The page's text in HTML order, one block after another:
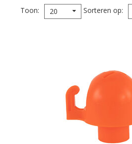
Toon 20 Sorteren op